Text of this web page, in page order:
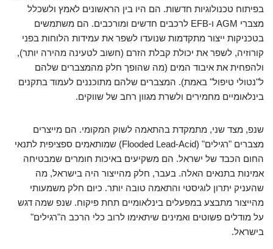
בפיתוח טכנולוגיות חדשות. הם היו בין הראשונים לאמץ ולשכלל
מצברי AGM ו-EFB לרכבים חדשים ומורכבים. הם משתמשים
בטכניקות ייצור מתקדמות שנועדו לשפר את עמידות הלוחות בפני
קורוזיה, לשפר את יכולת קבלת הזרם (חשוב לטעינה מהירה יותר),
ולהפחית את איבוד המים (מה שהופך חלק מהמצברים שלהם
ל"נטולי טיפול" באמת). המצברים שלהם מתוכננים לעמוד בתקנים
בינלאומיים מחמירים ולשרת מגוון רחב של שווקים.
שנפ, מצד שני, מתמקדת בהתאמה לשוק המקומי. הם מייצרים
מצברים "רגילים" (Flooded Lead-Acid) שמותאמים ספציפית לתנאי
החום הכבד של ישראל. הם משקיעים באיכות חומרים שמבטיחה
אמינות בתנאים האלה. בעבר, חלק מהייצור היה בישראל, מה
שהעניק יתרון לוגיסטי והתאמה טובה יותר. כיום חלק משמעותי
מהייצור מתבצע במפעלים בינלאומיים תחת פיקוח. שנפ שמה דגש
על מודלים פשוטים ואמינים שיתאימו לרוב כלי הרכב ה"רגילים"
בישראל.